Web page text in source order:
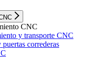
CNC
y transporte CNC
correderas